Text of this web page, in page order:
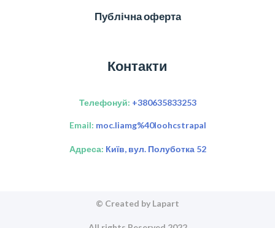
Публічна оферта
Контакти
Телефонуй: +380635833253
Email: moc.liamg%40loohcstrapal
Адреса: Київ, вул. Полуботка 52
© Created by Lapart